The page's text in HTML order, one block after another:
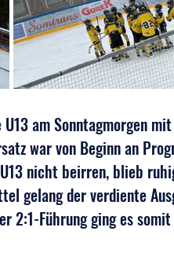
am Sonntagmorgen
war von Beginn an
nicht beirren, blieb
gelang der verdiente
2:1-Führung ging es